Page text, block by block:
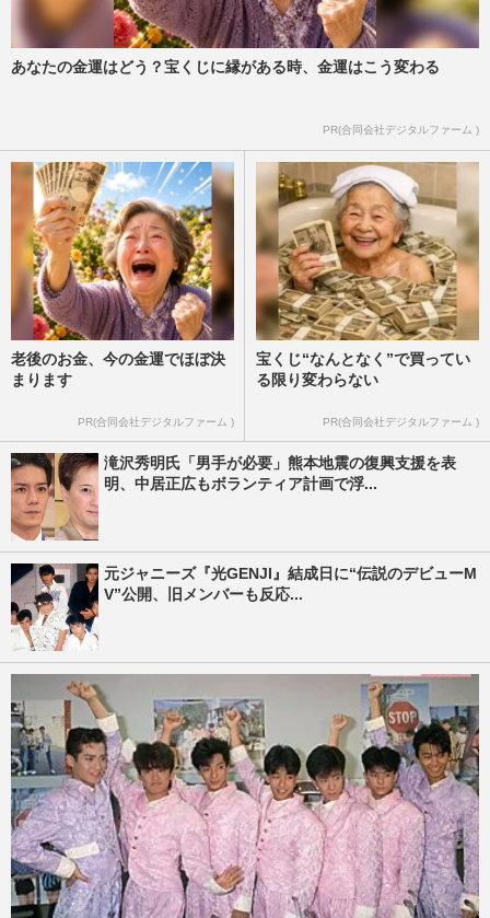
あなたの金運はどう？宝くじに縁がある時、金運はこう変わる
PR(合同会社デジタルファーム )
老後のお金、今の金運でほぼ決
まります
PR(合同会社デジタルファーム )
宝くじ“なんとなく”で買ってい
る限り変わらない
PR(合同会社デジタルファーム )
滝沢秀明氏「男手が必要」熊本地震の復興支援を表
明、中居正広もボランティア計画で浮...
元ジャニーズ『光GENJI』結成日に“伝説のデビューM
V”公開、旧メンバーも反応...